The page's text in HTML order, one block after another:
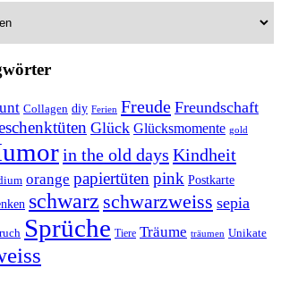
Collagen diy Ferien Freude Freundschaft
Glück Glücksmomente gold
in the old days Kindheit
orange papiertüten pink Postkarte
schwarz schwarzweiss sepia
Sprüche Tiere Träume träumen Unikate